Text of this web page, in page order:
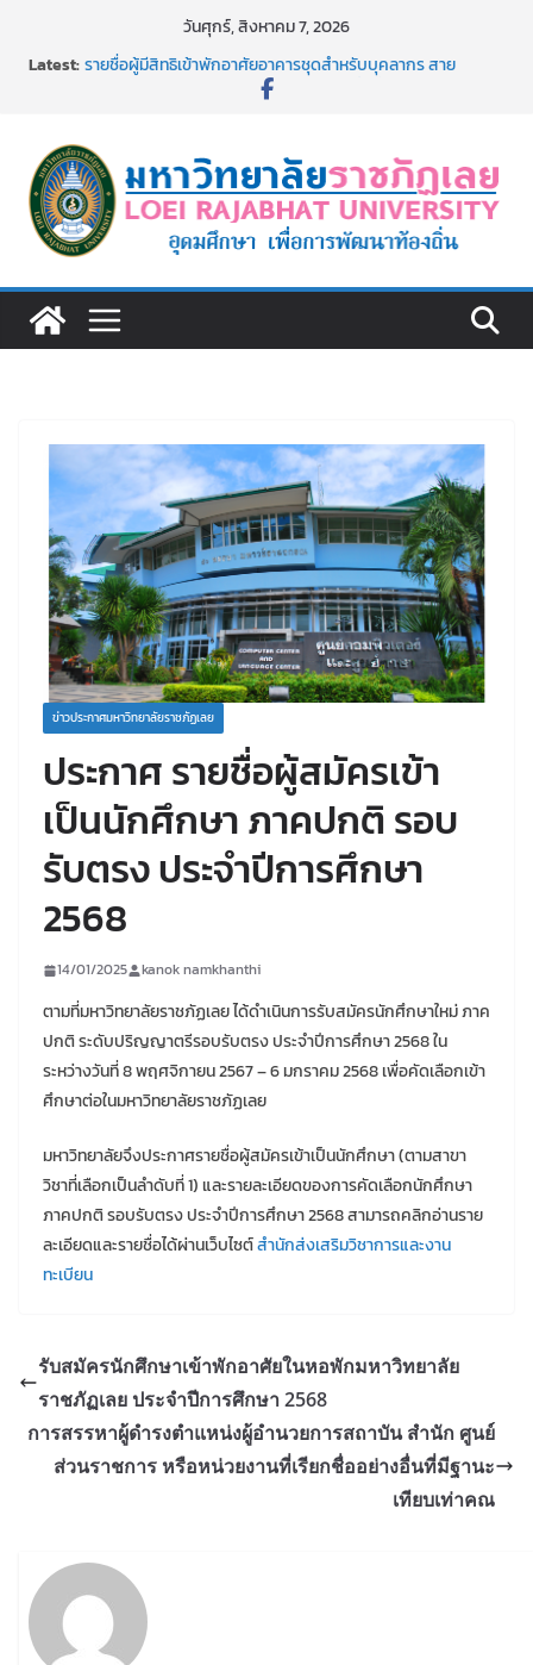
วันศุกร์, สิงหาคม 7, 2026
Latest:รายชื่อผู้มีสิทธิเข้าพักอาศัยอาคารชุดสำหรับบุคลากร สาย
สนับสนุน สังกัดมหาวิทยาลัยราชภัฏเลย ครั้งที่ 2/2569
๑,๙๗๒ ชุด โดยวิธีเฉพาะเจาะจง
ม.ราชภัฏเลย จัดกิจกรรมจิตอาสาบำเพ็ญสาธารณประโยชน์ และ
บำเพ็ญสาธารณกุศล 69
รายชื่อผู้ผ่านการสอบแข่งขันเพื่อเป็นลูกจ้างชั่วคราว (รายวัน)
สังกัดมหาวิทยาลัยราชภัฏเลย ด้วยเงินนอกงบประมาณ ประเภท
ข่าวประกาศมหาวิทยาลัยราชภัฏเลย
ประกาศ รายชื่อผู้สมัครเข้า
เป็นนักศึกษา ภาคปกติ รอบ
รับตรง ประจำปีการศึกษา
2568
14/01/2025 kanok namkhanthi
ตามที่มหาวิทยาลัยราชภัฏเลย ได้ดำเนินการรับสมัครนักศึกษาใหม่ ภาค
ปกติ ระดับปริญญาตรีรอบรับตรง ประจำปีการศึกษา 2568 ใน
ระหว่างวันที่ 8 พฤศจิกายน 2567 – 6 มกราคม 2568 เพื่อคัดเลือกเข้า
ศึกษาต่อในมหาวิทยาลัยราชภัฏเลย
มหาวิทยาลัยจึงประกาศรายชื่อผู้สมัครเข้าเป็นนักศึกษา (ตามสาขา
วิชาที่เลือกเป็นลำดับที่ 1) และรายละเอียดของการคัดเลือกนักศึกษา
ภาคปกติ รอบรับตรง ประจำปีการศึกษา 2568 สามารถคลิกอ่านราย
ละเอียดและรายชื่อได้ผ่านเว็บไซต์สำนักส่งเสริมวิชาการและงาน
ทะเบียน
รับสมัครนักศึกษาเข้าพักอาศัยในหอพักมหาวิทยาลัย
ราชภัฏเลย ประจำปีการศึกษา 2568
การสรรหาผู้ดำรงตำแหน่งผู้อำนวยการสถาบัน สำนัก ศูนย์
ส่วนราชการ หรือหน่วยงานที่เรียกชื่ออย่างอื่นที่มีฐานะ
เทียบเท่าคณ